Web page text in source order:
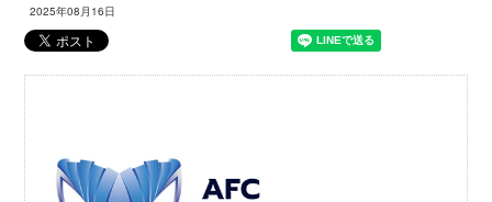
2025年08月16日